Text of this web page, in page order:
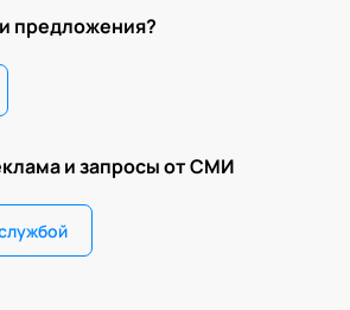
предложения?
и запросы от СМИ